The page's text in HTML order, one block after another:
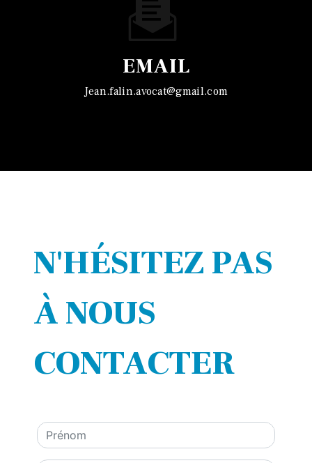
EMAIL
jean.falin.avocat@gmail.com
N'HÉSITEZ PAS
À NOUS
CONTACTER